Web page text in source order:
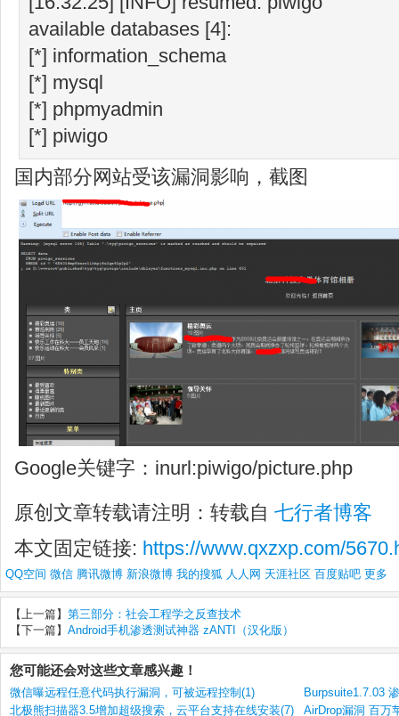
available databases [4]:
[*] information_schema
[*] mysql
[*] phpmyadmin
[*] piwigo
国内部分网站受该漏洞影响，截图
Google关键字：inurl:piwigo/picture.php
原创文章转载请注明：转载自 七行者博客
本文固定链接: https://www.qxzxp.com/
QQ空间 微信 腾讯微博 新浪微博 我的搜狐 人人网 天涯社区 百度贴吧 更多
【上一篇】 第三部分：社会工程学之反查技术
【下一篇】 Android手机渗透测试神器 zANTI（汉化版）
您可能还会对这些文章感兴趣！
微信曝远程任意代码执行漏洞，可被远程控制(1)
Burpsuite1.7.03
北极熊扫描器3.5增加超级搜索，云平台支持在线安装(7)
AirDrop漏洞 百万